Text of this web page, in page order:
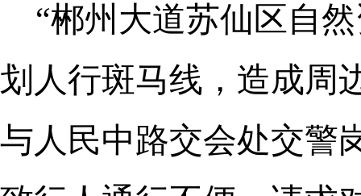
“郴州大道苏仙区自
划人行斑马线，造成周
与人民中路交会处交警